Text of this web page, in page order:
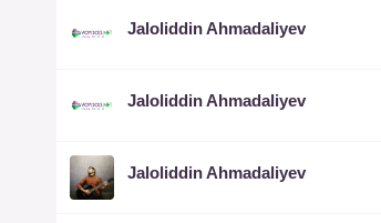
Jaloliddin Ahmadaliyev
Jaloliddin Ahmadaliyev
Jaloliddin Ahmadaliyev